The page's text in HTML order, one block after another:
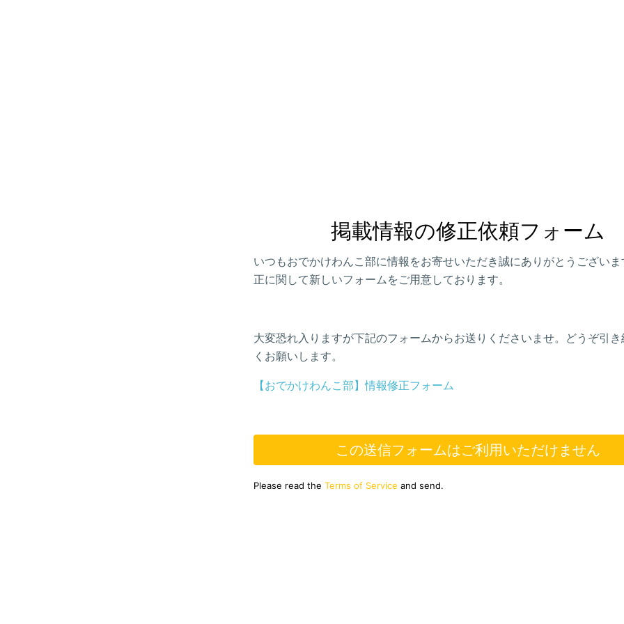
掲載情報の修正依頼フォーム
いつもおでかけわんこ部に情報をお寄せいただき誠にありがとうござい
正に関して新しいフォームをご用意しております。
大変恐れ入りますが下記のフォームからお送りくださいませ。どうぞ引き
くお願いします。
【おでかけわんこ部】情報修正フォーム
この送信フォームはご利用いただけません
Please read the Terms of Service and send.